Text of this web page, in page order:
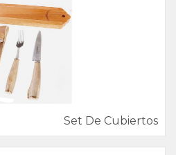
Set De Cubiertos